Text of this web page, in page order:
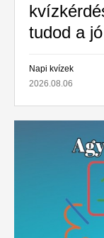
tudod a
Napi kvízek
2026.08.06